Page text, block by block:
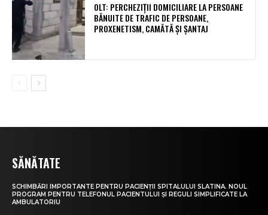
OLT: PERCHEZIŢII DOMICILIARE LA PERSOANE
BĂNUITE DE TRAFIC DE PERSOANE,
PROXENETISM, CAMĂTĂ ŞI ŞANTAJ
SĂNĂTATE
SCHIMBĂRI IMPORTANTE PENTRU PACIENȚII SPITALULUI SLATINA. NOUL
PROGRAM PENTRU TELEFONUL PACIENTULUI ȘI REGULI SIMPLIFICATE LA
AMBULATORIU